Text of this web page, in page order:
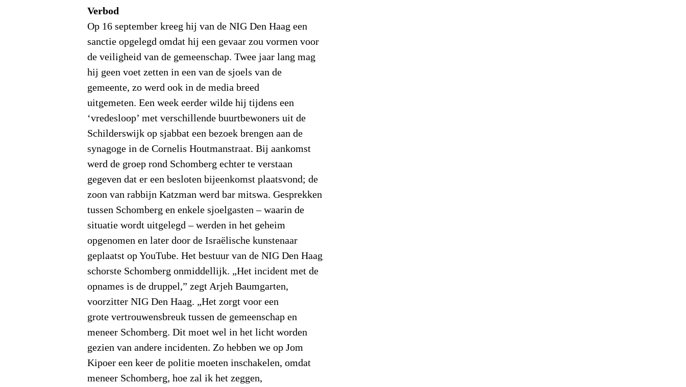
Verbod
Op 16 september kreeg hij van de NIG Den Haag een
sanctie opgelegd omdat hij een gevaar zou vormen voor
de veiligheid van de gemeenschap. Twee jaar lang mag
hij geen voet zetten in een van de sjoels van de
gemeente, zo werd ook in de media breed
uitgemeten. Een week eerder wilde hij tijdens een
‘vredesloop’ met verschillende buurtbewoners uit de
Schilderswijk op sjabbat een bezoek brengen aan de
synagoge in de Cornelis Houtmanstraat. Bij aankomst
werd de groep rond Schomberg echter te verstaan
gegeven dat er een besloten bijeenkomst plaatsvond; de
zoon van rabbijn Katzman werd bar mitswa. Gesprekken
tussen Schomberg en enkele sjoelgasten – waarin de
situatie wordt uitgelegd – werden in het geheim
opgenomen en later door de Israëlische kunstenaar
geplaatst op YouTube. Het bestuur van de NIG Den Haag
schorste Schomberg onmiddellijk. „Het incident met de
opnames is de druppel,” zegt Arjeh Baumgarten,
voorzitter NIG Den Haag. „Het zorgt voor een
grote vertrouwensbreuk tussen de gemeenschap en
meneer Schomberg. Dit moet wel in het licht worden
gezien van andere incidenten. Zo hebben we op Jom
Kipoer een keer de politie moeten inschakelen, omdat
meneer Schomberg, hoe zal ik het zeggen,